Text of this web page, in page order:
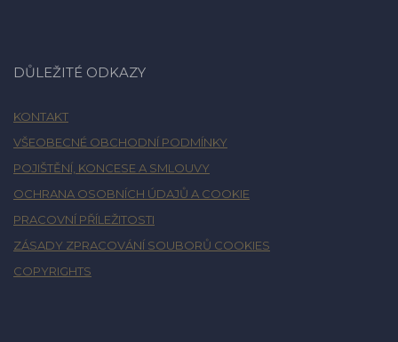
DŮLEŽITÉ ODKAZY
KONTAKT
VŠEOBECNÉ OBCHODNÍ PODMÍNKY
POJIŠTĚNÍ, KONCESE A SMLOUVY
OCHRANA OSOBNÍCH ÚDAJŮ A COOKIE
PRACOVNÍ PŘÍLEŽITOSTI
ZÁSADY ZPRACOVÁNÍ SOUBORŮ COOKIES
COPYRIGHTS